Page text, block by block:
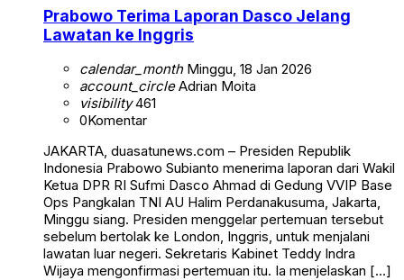
Prabowo Terima Laporan Dasco Jelang
Lawatan ke Inggris
calendar_monthMinggu, 18 Jan 2026
account_circleAdrian Moita
visibility461
0Komentar
JAKARTA, duasatunews.com – Presiden Republik
Indonesia Prabowo Subianto menerima laporan dari Wakil
Ketua DPR RI Sufmi Dasco Ahmad di Gedung VVIP Base
Ops Pangkalan TNI AU Halim Perdanakusuma, Jakarta,
Minggu siang. Presiden menggelar pertemuan tersebut
sebelum bertolak ke London, Inggris, untuk menjalani
lawatan luar negeri. Sekretaris Kabinet Teddy Indra
Wijaya mengonfirmasi pertemuan itu. Ia menjelaskan […]